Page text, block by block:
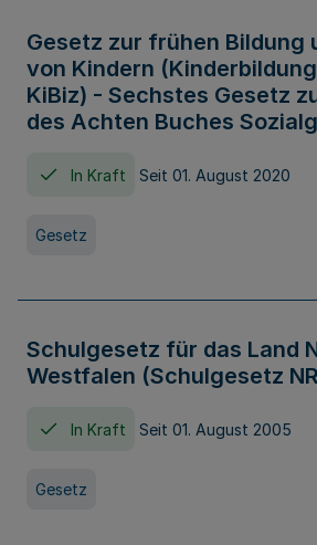
Gesetz zur frühen Bildung
von Kindern
KiBiz) - Sechstes Gesetz
des Achten Buches
In Kraft Seit 01. August 2020
Gesetz
Schulgesetz für das Land
Westfalen (Schulgesetz
In Kraft Seit 01. August 2005
Gesetz